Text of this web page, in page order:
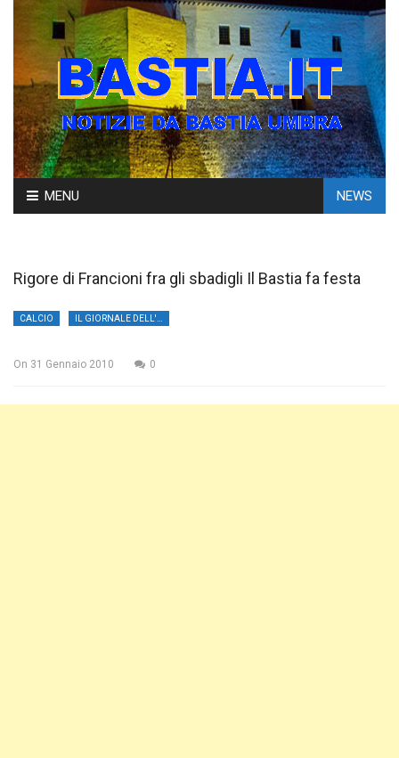
Skip
to
MENU NEWS
Rigore di Francioni fra gli sbadigli Il Bastia fa festa
CALCIO
On 31 Gennaio 2010 0